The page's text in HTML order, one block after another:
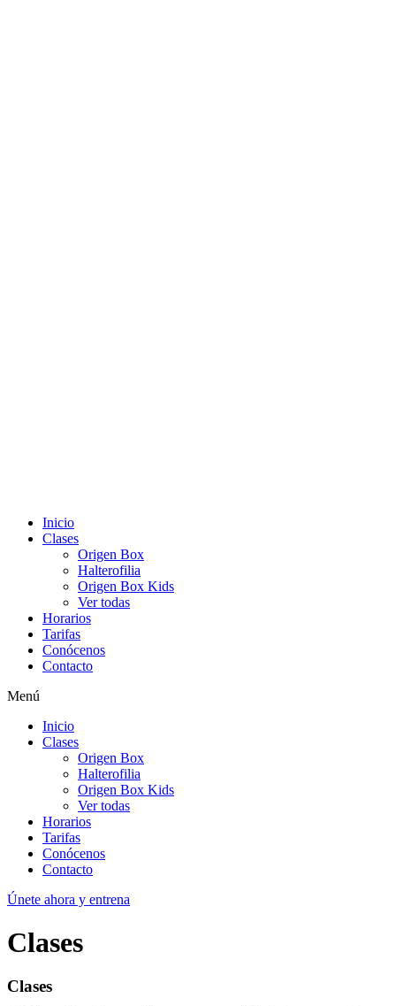
Inicio
Clases
Origen Box
Halterofilia
Origen Box Kids
Ver todas
Horarios
Tarifas
Conócenos
Contacto
Menú
Inicio
Clases
Origen Box
Halterofilia
Origen Box Kids
Ver todas
Horarios
Tarifas
Conócenos
Contacto
Únete ahora y entrena
Clases
Clases